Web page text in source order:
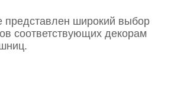
представлен широкий выбор
соответствующих декорам